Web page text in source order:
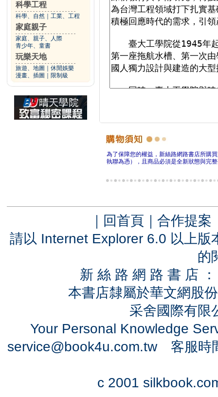
科學工程
科學、自然 工業、工程
家庭親子
家庭、親子、人際
青少年、童書
玩樂天地
旅遊、地圖
休閒娛樂
漫畫、插圖
限制級
為了保障您的權益，新絲路網路書店所購
執聯為憑），且商品必須是全新狀態與完
｜ 回首頁 ｜ 合作提案
請以 Internet Explorer 6.0 以上
的
新 絲 路 網 路 書 店
本書店隸屬於華文網股
采舍國際有
Your Personal Knowledge
service@book4u.com.tw客服時
c 2001